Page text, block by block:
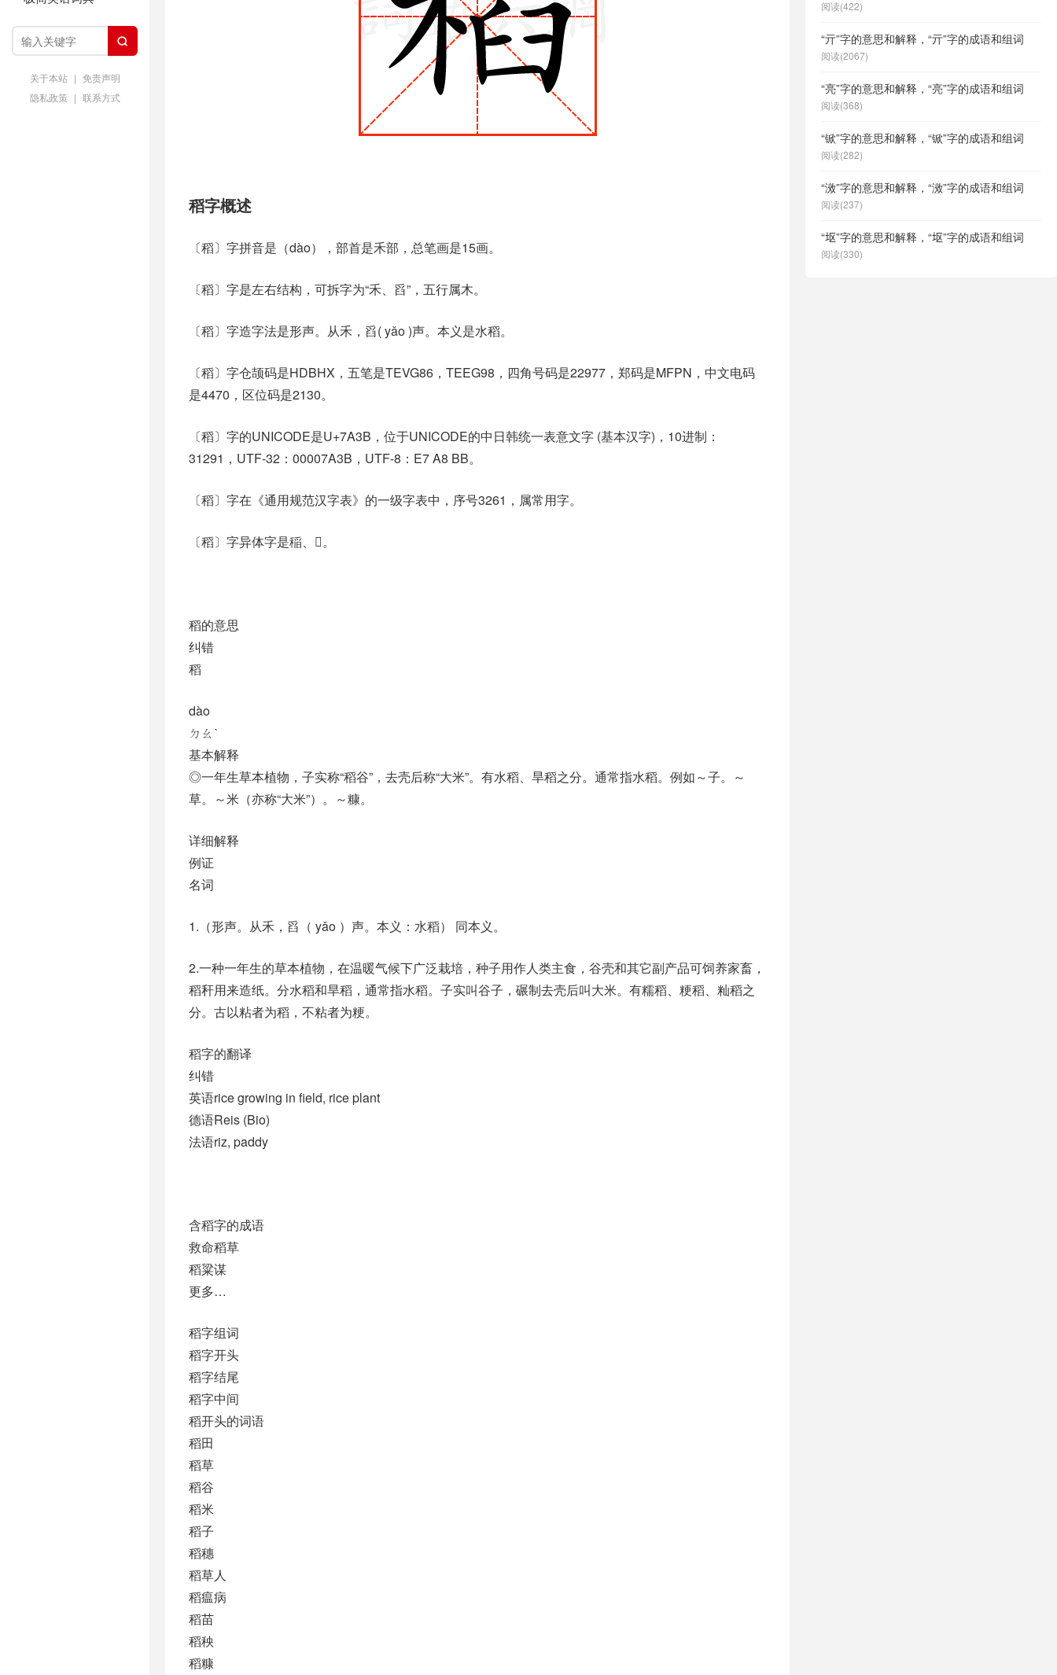

关于本站 | 免责声明
隐私政策 | 联系方式
稻字概述
〔稻〕字拼音是（dào），部首是禾部，总笔画是15画。
〔稻〕字是左右结构，可拆字为“禾、舀”，五行属木。
〔稻〕字造字法是形声。从禾，舀( yǎo )声。本义是水稻。
〔稻〕字仓颉码是HDBHX，五笔是TEVG86，TEEG98，四角号码是22977，郑码是MFPN，中文电码
是4470，区位码是2130。
〔稻〕字的UNICODE是U+7A3B，位于UNICODE的中日韩统一表意文字 (基本汉字)，10进制：
31291，UTF-32：00007A3B，UTF-8：E7 A8 BB。
〔稻〕字在《通用规范汉字表》的一级字表中，序号3261，属常用字。
〔稻〕字异体字是稲、𮇷。
稻的意思
纠错
稻
dào
ㄉㄠˋ
基本解释
◎一年生草本植物，子实称“稻谷”，去壳后称“大米”。有水稻、旱稻之分。通常指水稻。例如～子。～
草。～米（亦称“大米”）。～糠。
详细解释
例证
名词
1.（形声。从禾，舀（ yǎo ）声。本义：水稻） 同本义。
2.一种一年生的草本植物，在温暖气候下广泛栽培，种子用作人类主食，谷壳和其它副产品可饲养家畜，
稻秆用来造纸。分水稻和旱稻，通常指水稻。子实叫谷子，碾制去壳后叫大米。有糯稻、粳稻、籼稻之
分。古以粘者为稻，不粘者为粳。
稻字的翻译
纠错
英语rice growing in field, rice plant
德语Reis (Bio)
法语riz, paddy
含稻字的成语
救命稻草
稻粱谋
更多…
稻字组词
稻字开头
稻字结尾
稻字中间
稻开头的词语
稻田
稻草
稻谷
稻米
稻子
稻穗
稻草人
稻瘟病
稻苗
稻秧
稻糠
阅读(422)
“亓”字的意思和解释，“亓”字的成语和组词
阅读(2067)
“亮”字的意思和解释，“亮”字的成语和组词
阅读(368)
“锨”字的意思和解释，“锨”字的成语和组词
阅读(282)
“滧”字的意思和解释，“滧”字的成语和组词
阅读(237)
“𫭟”字的意思和解释，“𫭟”字的成语和组词
阅读(330)